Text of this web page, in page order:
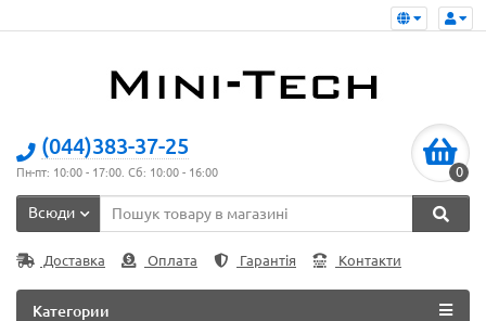
(044)383-37-25
Пн-пт: 10:00 - 17:00. Сб: 10:00 - 16:00 0
Всюди
Доставка Оплата Гарантія Контакти
Категории